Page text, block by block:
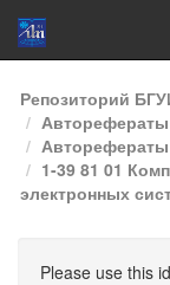
Skip
navigation
Репозиторий
Авторефераты
1-39 81 01
электронных
Please use this